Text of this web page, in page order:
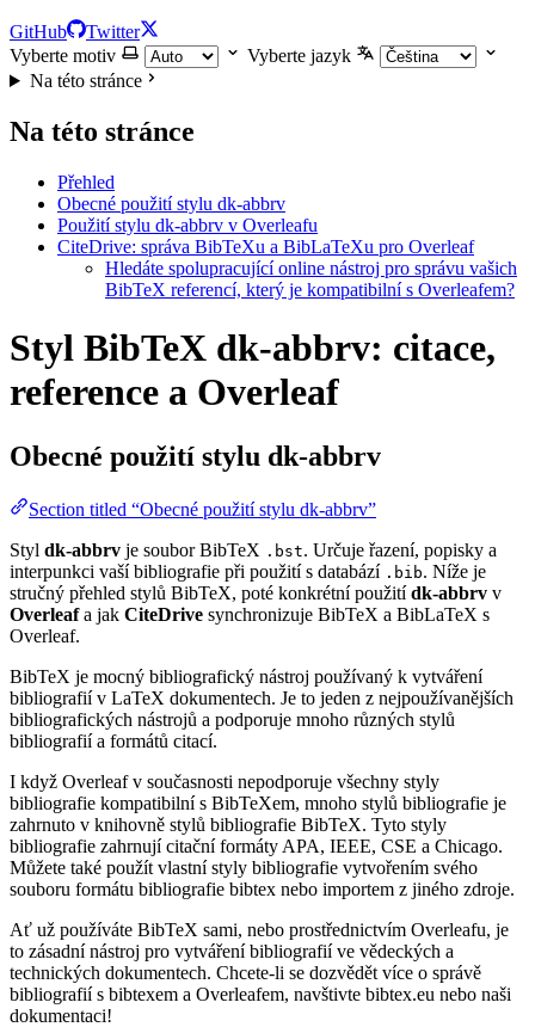
GitHub
Twitter
Vyberte motiv
Vyberte jazyk
Na této stránce
Na této stránce
Přehled
Obecné použití stylu dk-abbrv
Použití stylu dk-abbrv v Overleafu
CiteDrive: správa BibTeXu a BibLaTeXu pro Overleaf
Hledáte spolupracující online nástroj pro správu vašich
BibTeX referencí, který je kompatibilní s Overleafem?
Styl BibTeX dk-abbrv: citace,
reference a Overleaf
Obecné použití stylu dk-abbrv
Section titled “Obecné použití stylu dk-abbrv”
Styl dk-abbrv je soubor BibTeX .bst. Určuje řazení, popisky a
interpunkci vaší bibliografie při použití s databází .bib. Níže je
stručný přehled stylů BibTeX, poté konkrétní použitídk-abbrv v
Overleafa jak CiteDrive synchronizuje BibTeX a BibLaTeX s
Overleaf.
BibTeX je mocný bibliografický nástroj používaný k vytváření
bibliografií v LaTeX dokumentech. Je to jeden z nejpoužívanějších
bibliografických nástrojů a podporuje mnoho různých stylů
bibliografií a formátů citací.
I když Overleaf v současnosti nepodporuje všechny styly
bibliografie kompatibilní s BibTeXem, mnoho stylů bibliografie je
zahrnuto v knihovně stylů bibliografie BibTeX. Tyto styly
bibliografie zahrnují citační formáty APA, IEEE, CSE a Chicago.
Můžete také použít vlastní styly bibliografie vytvořením svého
souboru formátu bibliografie bibtex nebo importem z jiného zdroje.
Ať už používáte BibTeX sami, nebo prostřednictvím Overleafu, je
to zásadní nástroj pro vytváření bibliografií ve vědeckých a
technických dokumentech. Chcete-li se dozvědět více o správě
bibliografií s bibtexem a Overleafem, navštivte bibtex.eu nebo naši
dokumentaci!